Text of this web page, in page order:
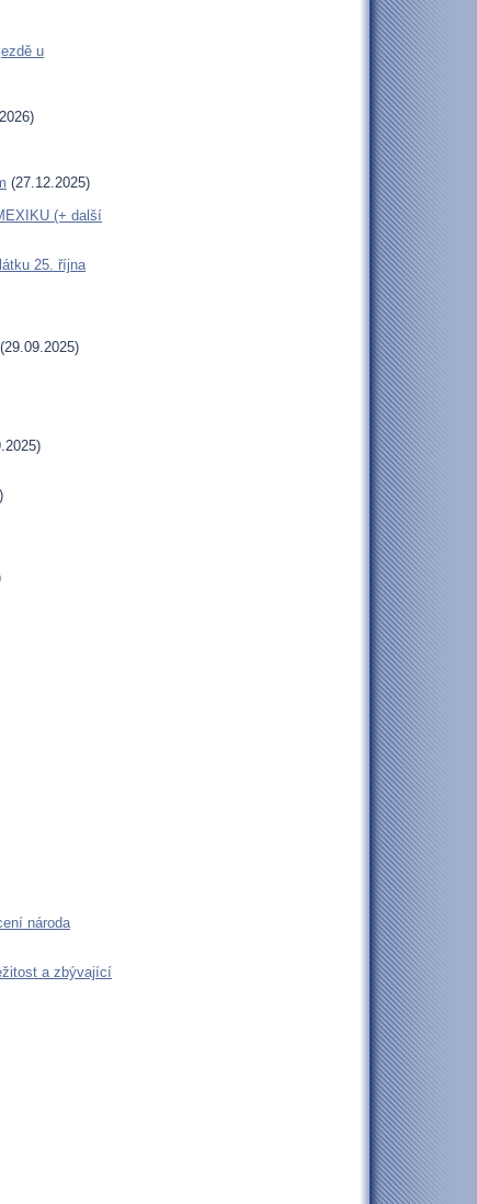
u
(27.12.2025)
(+ další
25. října
(29.09.2025)
národa
a zbývající